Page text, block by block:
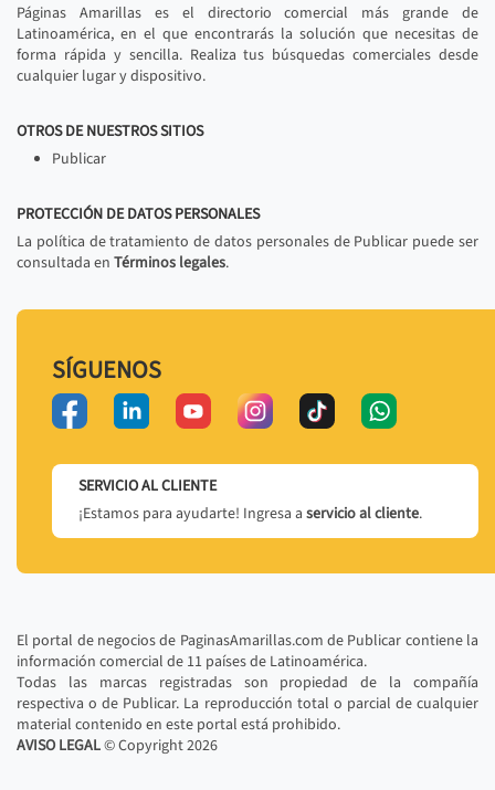
Páginas Amarillas es el directorio comercial más grande de
Latinoamérica, en el que encontrarás la solución que necesitas de
forma rápida y sencilla. Realiza tus búsquedas comerciales desde
cualquier lugar y dispositivo.
OTROS DE NUESTROS SITIOS
Publicar
PROTECCIÓN DE DATOS PERSONALES
La política de tratamiento de datos personales de Publicar puede ser
consultada en Términos legales.
SÍGUENOS
SERVICIO AL CLIENTE
¡Estamos para ayudarte! Ingresa a servicio al cliente.
El portal de negocios de PaginasAmarillas.com de Publicar contiene la
información comercial de 11 países de Latinoamérica.
Todas las marcas registradas son propiedad de la compañía
respectiva o de Publicar. La reproducción total o parcial de cualquier
material contenido en este portal está prohibido.
AVISO LEGAL© Copyright2026